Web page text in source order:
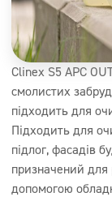
Clinex S5 APC
смолистих
підходить для
Підходить для
підлог, фасадів
призначений
допомогою